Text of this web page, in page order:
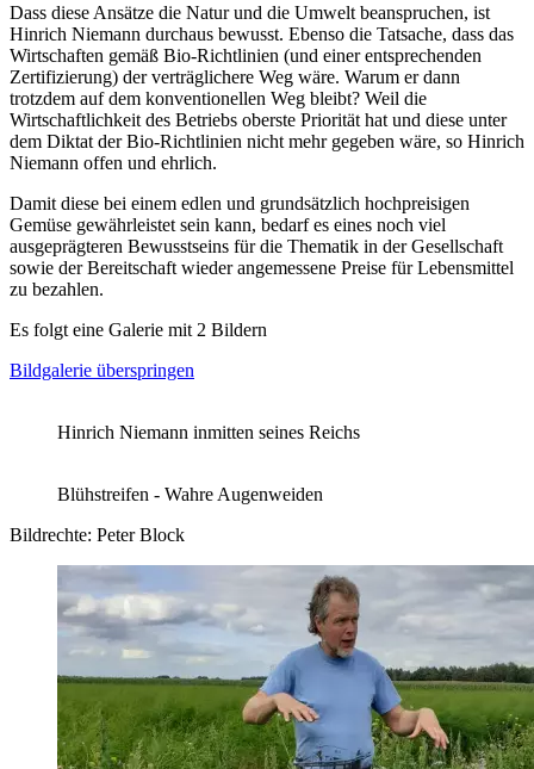
Dass diese Ansätze die Natur und die Umwelt beanspruchen, ist
Hinrich Niemann durchaus bewusst. Ebenso die Tatsache, dass das
Wirtschaften gemäß Bio-Richtlinien (und einer entsprechenden
Zertifizierung) der verträglichere Weg wäre. Warum er dann
trotzdem auf dem konventionellen Weg bleibt? Weil die
Wirtschaftlichkeit des Betriebs oberste Priorität hat und diese unter
dem Diktat der Bio-Richtlinien nicht mehr gegeben wäre, so Hinrich
Niemann offen und ehrlich.
Damit diese bei einem edlen und grundsätzlich hochpreisigen
Gemüse gewährleistet sein kann, bedarf es eines noch viel
ausgeprägteren Bewusstseins für die Thematik in der Gesellschaft
sowie der Bereitschaft wieder angemessene Preise für Lebensmittel
zu bezahlen.
Es folgt eine Galerie mit 2 Bildern
Bildgalerie überspringen
Hinrich Niemann inmitten seines Reichs
Blühstreifen - Wahre Augenweiden
Bildrechte: Peter Block